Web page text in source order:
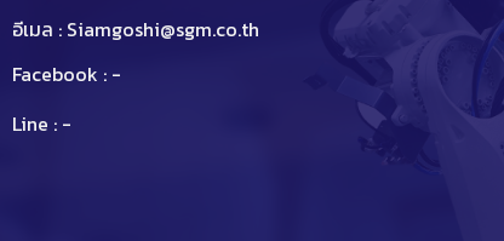
อีเมล : Siamgoshi@sgm.co.th
Facebook : -
Line : -